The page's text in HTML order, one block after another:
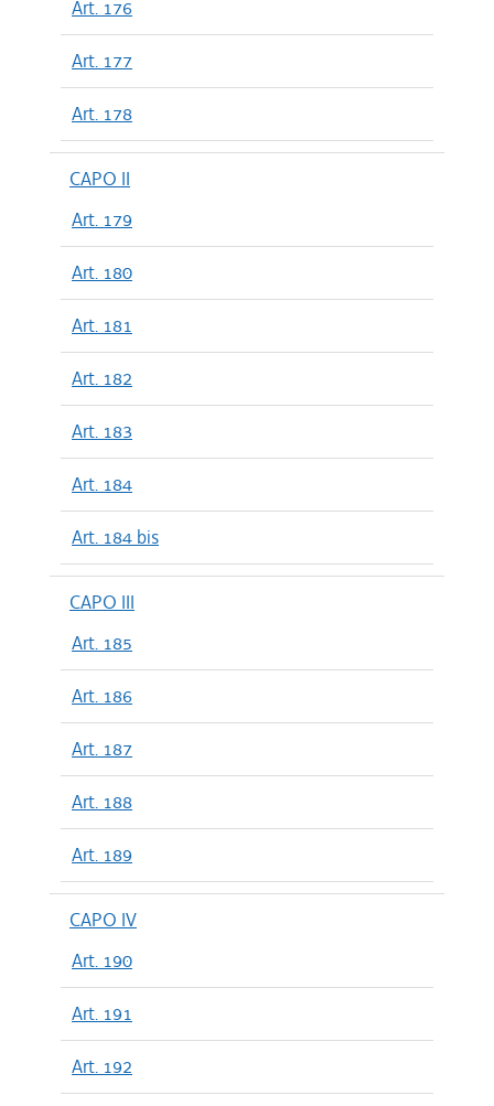
Art. 176
Art. 177
Art. 178
CAPO II
Art. 179
Art. 180
Art. 181
Art. 182
Art. 183
Art. 184
Art. 184 bis
CAPO III
Art. 185
Art. 186
Art. 187
Art. 188
Art. 189
CAPO IV
Art. 190
Art. 191
Art. 192